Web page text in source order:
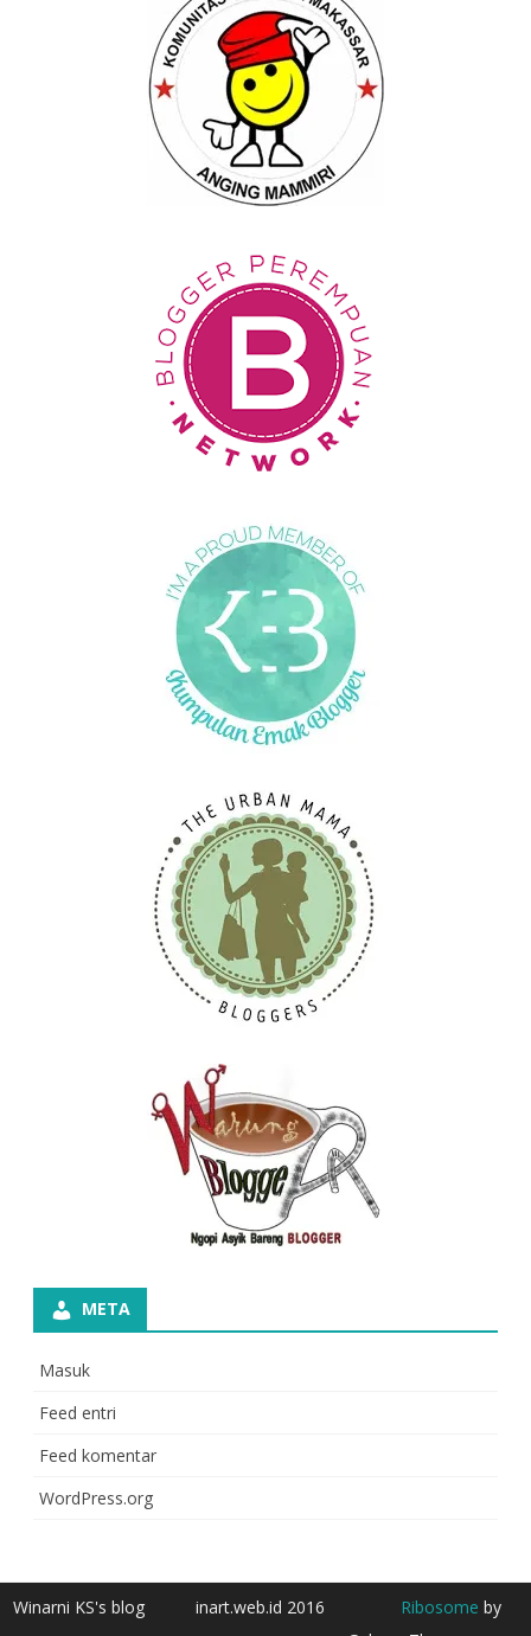
META
Masuk
Feed entri
Feed komentar
WordPress.org
Winarni KS's blog inart.web.id 2016 Ribosome by